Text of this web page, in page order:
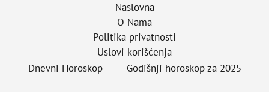
Naslovna
O Nama
Politika privatnosti
Uslovi korišćenja
Dnevni Horoskop
Godišnji horoskop za 2025